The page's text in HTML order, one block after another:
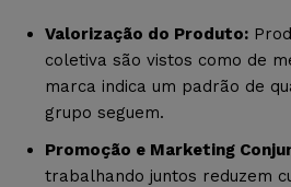
Valorização do Produto:
coletiva são vistos como de
marca indica um padrão de
grupo seguem.
Promoção e Marketing
trabalhando juntos reduzem